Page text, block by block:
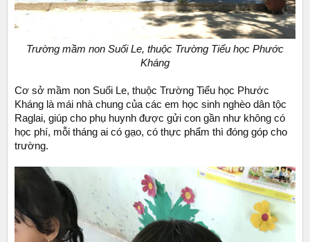
Trường mầm non Suối Le, thuộc Trường Tiểu học Phước
Kháng
Cơ sở mầm non Suối Le, thuộc Trường Tiểu học Phước
Kháng là mái nhà chung của các em học sinh nghèo dân tộc
Raglai, giúp cho phụ huynh được gửi con gần như không có
học phí, mỗi tháng ai có gạo, có thực phẩm thì đóng góp cho
trường.